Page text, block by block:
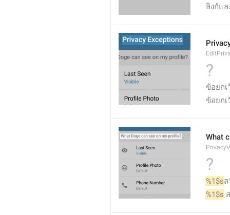
ลิงก์แ
?
ข้อยก
ข้อยก
What
?
%1$s
%1$s